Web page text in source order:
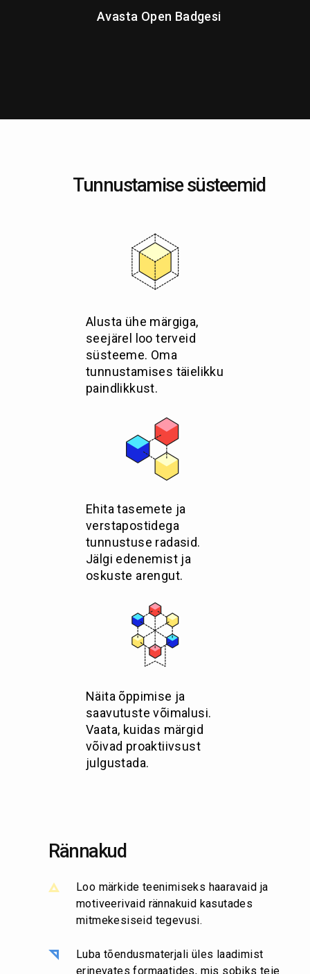
Avasta Open Badgesi
Tunnustamise süsteemid
Alusta ühe märgiga,
seejärel loo terveid
süsteeme. Oma
tunnustamises täielikku
paindlikkust.
Ehita tasemete ja
verstapostidega
tunnustuse radasid.
Jälgi edenemist ja
oskuste arengut.
Näita õppimise ja
saavutuste võimalusi.
Vaata, kuidas märgid
võivad proaktiivsust
julgustada.
Rännakud
Loo märkide teenimiseks haaravaid ja
motiveerivaid rännakuid kasutades
mitmekesiseid tegevusi.
Luba tõendusmaterjali üles laadimist
erinevates formaatides, mis sobiks teie